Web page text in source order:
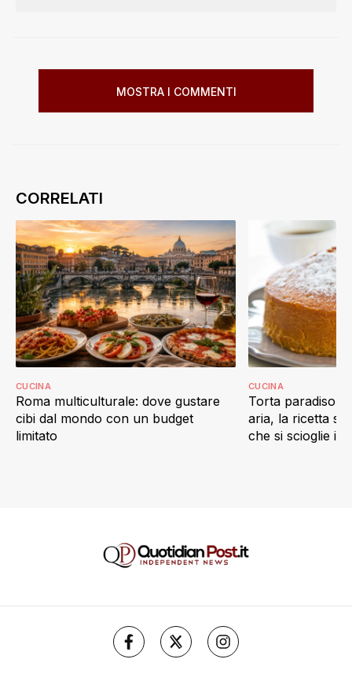
MOSTRA I COMMENTI
Roma multiculturale: dove gustare
cibi dal mondo con un budget
limitato
CUCINA
Torta paradiso
aria, la ricetta
che si scioglie in
CUCINA